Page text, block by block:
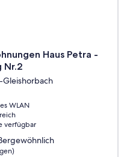
Haus Petra -
Nr.2
Gleishorbach
WLAN
verfügbar